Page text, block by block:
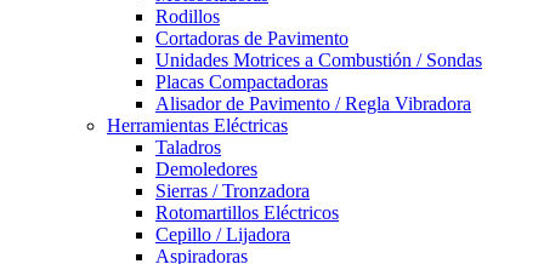
Rodillos
Cortadoras de Pavimento
Unidades Motrices a Combustión / Sondas
Placas Compactadoras
Alisador de Pavimento / Regla Vibradora
Herramientas Eléctricas
Taladros
Demoledores
Sierras / Tronzadora
Rotomartillos Eléctricos
Cepillo / Lijadora
Aspiradoras